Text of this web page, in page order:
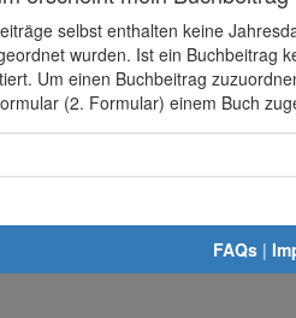
selbst enthalten keine
wurden. Ist ein Buchbeitrag
Um einen Buchbeitrag
(2. Formular) einem Buch
FAQs |